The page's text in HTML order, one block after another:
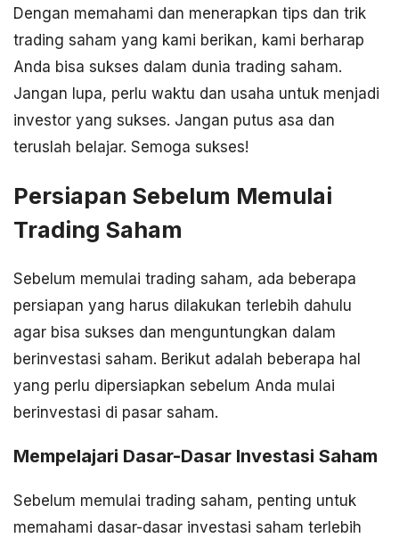
Dengan memahami dan menerapkan tips dan trik
trading saham yang kami berikan, kami berharap
Anda bisa sukses dalam dunia trading saham.
Jangan lupa, perlu waktu dan usaha untuk menjadi
investor yang sukses. Jangan putus asa dan
teruslah belajar. Semoga sukses!
Persiapan Sebelum Memulai
Trading Saham
Sebelum memulai trading saham, ada beberapa
persiapan yang harus dilakukan terlebih dahulu
agar bisa sukses dan menguntungkan dalam
berinvestasi saham. Berikut adalah beberapa hal
yang perlu dipersiapkan sebelum Anda mulai
berinvestasi di pasar saham.
Mempelajari Dasar-Dasar Investasi Saham
Sebelum memulai trading saham, penting untuk
memahami dasar-dasar investasi saham terlebih